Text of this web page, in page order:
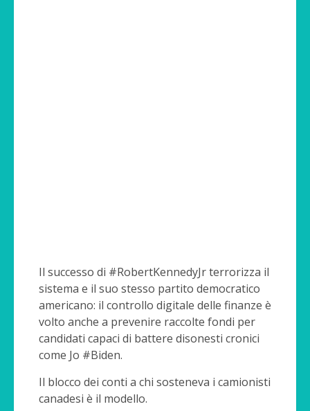
Il successo di #RobertKennedyJr terrorizza il
sistema e il suo stesso partito democratico
americano: il controllo digitale delle finanze è
volto anche a prevenire raccolte fondi per
candidati capaci di battere disonesti cronici
come Jo #Biden.
Il blocco dei conti a chi sosteneva i camionisti
canadesi è il modello.